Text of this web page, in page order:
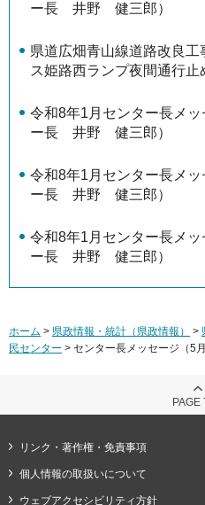
ー長 井野 健三郎）
県道広畑青山線道路改良
ス姫路西ランプ夜間通行
令和8年1月センター長メ
ー長 井野 健三郎）
令和8年1月センター長メ
ー長 井野 健三郎）
令和8年1月センター長メ
ー長 井野 健三郎）
ホーム > 県政情報・統計（県政情報） >
民センター > センター長メッセージ（5月
PAGE
リンク・著作権・免責事項
個人情報の取扱いについて
ウェブアクセシビリティ方針